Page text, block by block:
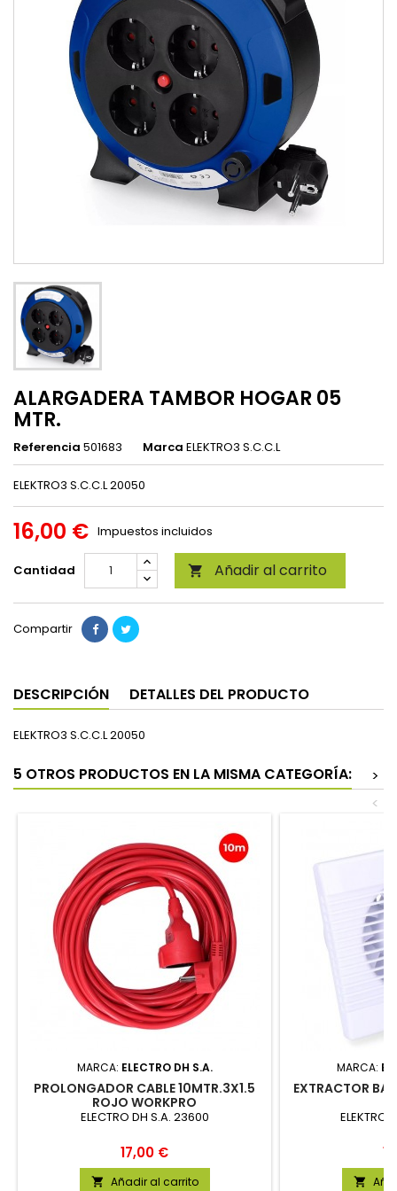
ALARGADERA TAMBOR HOGAR 05
MTR.
Referencia 501683 Marca ELEKTRO3 S.C.C.L
ELEKTRO3 S.C.C.L 20050
16,00 € Impuestos incluidos
Cantidad  Añadir al carrito
Compartir
DESCRIPCIÓN DETALLES DEL PRODUCTO
ELEKTRO3 S.C.C.L 20050
5 OTROS PRODUCTOS EN LA MISMA CATEGORÍA:
>
<
MARCA: ELECTRO DH S.A.
PROLONGADOR CABLE 10MTR.3X1.5
ROJO WORKPRO
ELECTRO DH S.A. 23600
Precio
17,00 €
 Añadir al carrito
MARCA:
EXTRACTOR
